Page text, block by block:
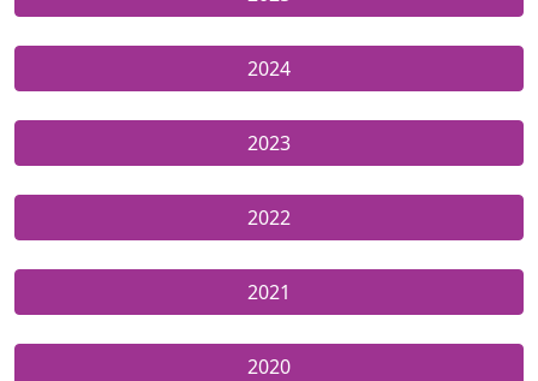
2024
2023
2022
2021
2020